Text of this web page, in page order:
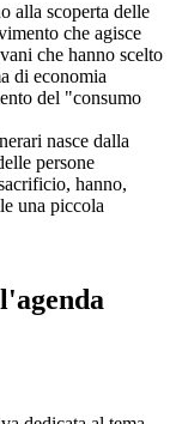
alla scoperta delle
che agisce
che hanno scelto
di economia
del "consumo
nasce dalla
persone
hanno,
una piccola